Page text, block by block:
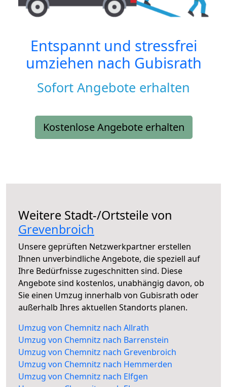
Entspannt und stressfrei
umziehen nach Gubisrath
Sofort Angebote erhalten
Kostenlose Angebote erhalten
Weitere Stadt-/Ortsteile von
Grevenbroich
Unsere geprüften Netzwerkpartner erstellen
Ihnen unverbindliche Angebote, die speziell auf
Ihre Bedürfnisse zugeschnitten sind. Diese
Angebote sind kostenlos, unabhängig davon, ob
Sie einen Umzug innerhalb von Gubisrath oder
außerhalb Ihres aktuellen Standorts planen.
Umzug von Chemnitz nach Allrath
Umzug von Chemnitz nach Barrenstein
Umzug von Chemnitz nach Grevenbroich
Umzug von Chemnitz nach Hemmerden
Umzug von Chemnitz nach Elfgen